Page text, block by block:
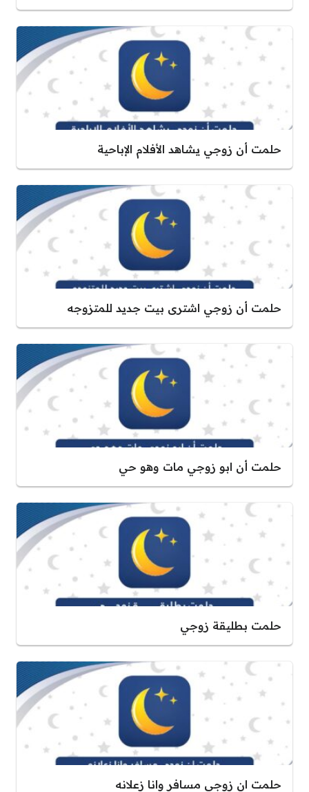
حلمت أن زوجي يشاهد الأفلام الإباحية
حلمت أن زوجي اشترى بيت جديد للمتزوجه
حلمت أن ابو زوجي مات وهو حي
حلمت بطليقة زوجي
حلمت ان زوجي مسافر وانا زعلانه